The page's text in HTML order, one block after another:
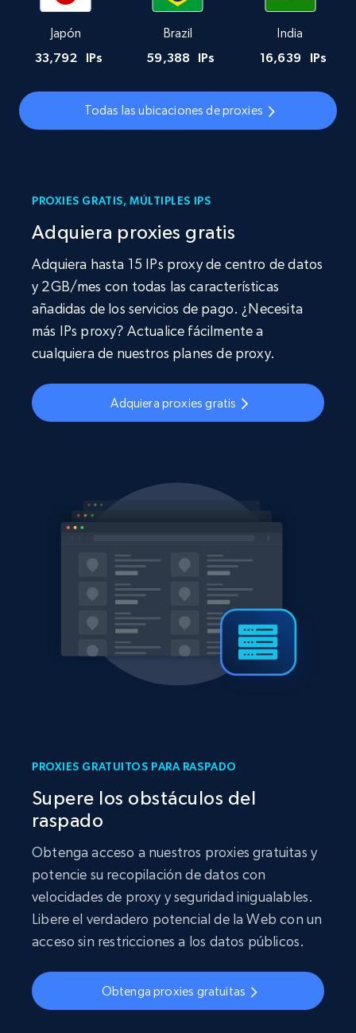
Japón
33,792 IPs
Brazil
59,388 IPs
India
16,639 IPs
Todas las ubicaciones de proxies
PROXIES GRATIS, MÚLTIPLES IPS
Adquiera proxies gratis
Adquiera hasta 15 IPs proxy de centro de datos
y 2GB/mes con todas las características
añadidas de los servicios de pago. ¿Necesita
más IPs proxy? Actualice fácilmente a
cualquiera de nuestros planes de proxy.
Adquiera proxies gratis
PROXIES GRATUITOS PARA RASPADO
Supere los obstáculos del
raspado
Obtenga acceso a nuestros proxies gratuitas y
potencie su recopilación de datos con
velocidades de proxy y seguridad inigualables.
Libere el verdadero potencial de la Web con un
acceso sin restricciones a los datos públicos.
Obtenga proxies gratuitas